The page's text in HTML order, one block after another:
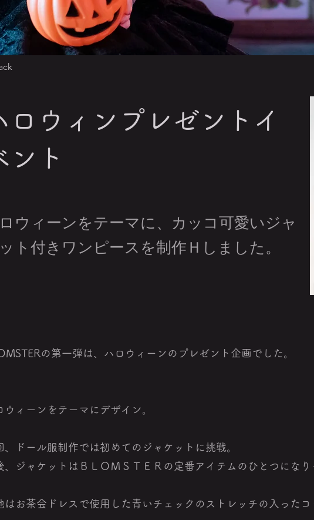
ロウィンプレゼントイ
ント
ウィーンをテーマに、カッコ可愛いジャ
ト付きワンピースを制作Ｈしました。
の第一弾は、ハロウィーンのプレゼント企画でした。
ウィーンをテーマにデザイン。
、ドール服制作では初めてのジャケットに挑戦。
、ジャケットはＢＬＯＭＳＴＥＲの定番アイテムのひとつになり
はお茶会ドレスで使用した青いチェックのストレッチの入ったコ